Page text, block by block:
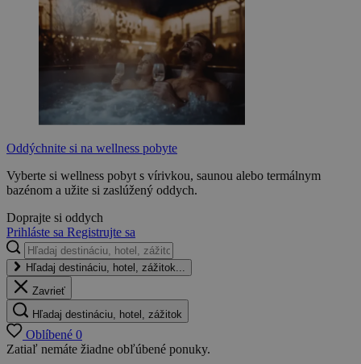
Oddýchnite si na wellness pobyte
Vyberte si wellness pobyt s vírivkou, saunou alebo termálnym
bazénom a užite si zaslúžený oddych.
Doprajte si oddych
Prihláste sa Registrujte sa
Hľadaj destináciu, hotel, zážitok...
Zavrieť
Hľadaj destináciu, hotel, zážitok
Oblíbené 0
Zatiaľ nemáte žiadne obľúbené ponuky.